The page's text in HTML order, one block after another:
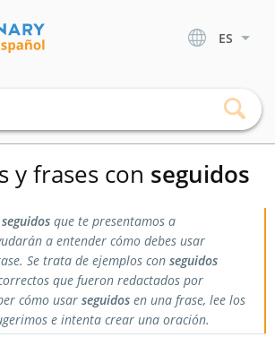
ES
y frases con seguidos
seguidos que te presentamos a
a entender cómo debes usar
Se trata de ejemplos con seguidos
que fueron redactados por
cómo usar seguidos en una frase, lee los
e intenta crear una oración.